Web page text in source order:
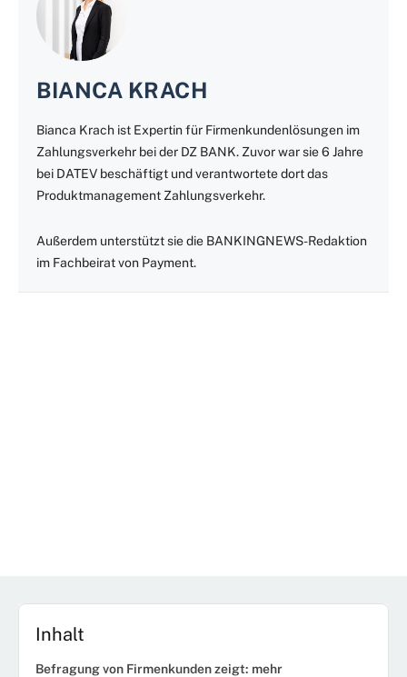
BIANCA KRACH
Bianca Krach ist Expertin für Firmenkundenlösungen im
Zahlungsverkehr bei der DZ BANK. Zuvor war sie 6 Jahre
bei DATEV beschäftigt und verantwortete dort das
Produktmanagement Zahlungsverkehr.
Außerdem unterstützt sie die BANKINGNEWS-Redaktion
im Fachbeirat von Payment.
Inhalt
Befragung von Firmenkunden zeigt: mehr